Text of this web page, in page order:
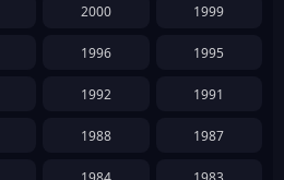
2000 1999
1996 1995
1992 1991
1988 1987